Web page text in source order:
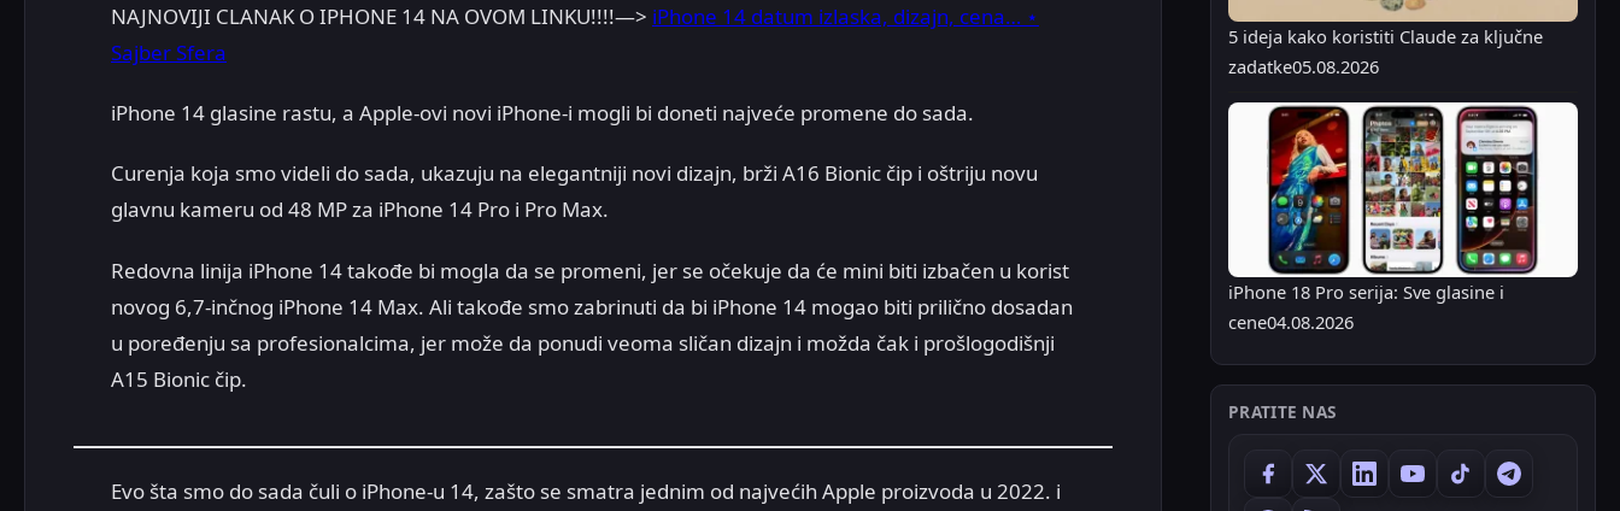
NAJNOVIJI CLANAK O IPHONE 14 NA OVOM LINKU!!!!—> iPhone 14 datum izlaska, dizajn, cena… ⋆
Sajber Sfera
iPhone 14 glasine rastu, a Apple-ovi novi iPhone-i mogli bi doneti najveće promene do sada.
Curenja koja smo videli do sada, ukazuju na elegantniji novi dizajn, brži A16 Bionic čip i oštriju novu
glavnu kameru od 48 MP za iPhone 14 Pro i Pro Max.
Redovna linija iPhone 14 takođe bi mogla da se promeni, jer se očekuje da će mini biti izbačen u korist
novog 6,7-inčnog iPhone 14 Max. Ali takođe smo zabrinuti da bi iPhone 14 mogao biti prilično dosadan
u poređenju sa profesionalcima, jer može da ponudi veoma sličan dizajn i možda čak i prošlogodišnji
A15 Bionic čip.
Evo šta smo do sada čuli o iPhone-u 14, zašto se smatra jednim od najvećih Apple proizvoda u 2022. i
5 ideja kako koristiti Claude za ključne
zadatke05.08.2026
iPhone 18 Pro serija: Sve glasine i
cene04.08.2026
PRATITE NAS